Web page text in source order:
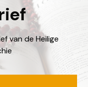
van de Heilige